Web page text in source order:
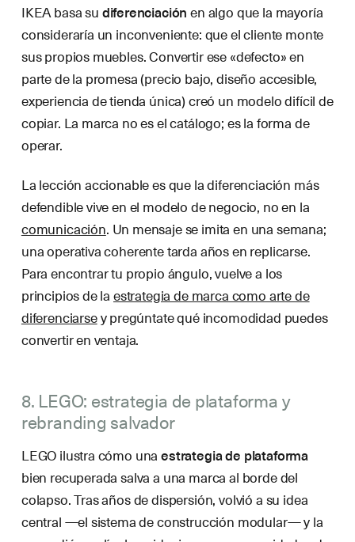
IKEA basa sudiferenciaciónen algo que la mayoría
consideraría un inconveniente: que el cliente monte
sus propios muebles. Convertir ese «defecto» en
parte de la promesa (precio bajo, diseño accesible,
experiencia de tienda única) creó un modelo difícil de
copiar. La marca no es el catálogo; es la forma de
operar.
La lección accionable es que la diferenciación más
defendible vive en el modelo de negocio, no en la
comunicación. Un mensaje se imita en una semana;
una operativa coherente tarda años en replicarse.
Para encontrar tu propio ángulo, vuelve a los
principios de laestrategia de marca como arte de
diferenciarsey pregúntate qué incomodidad puedes
convertir en ventaja.
8. LEGO: estrategia de plataforma y
rebranding salvador
LEGO ilustra cómo unaestrategia de plataforma
bien recuperada salva a una marca al borde del
colapso. Tras años de dispersión, volvió a su idea
central —el sistema de construcción modular— y la